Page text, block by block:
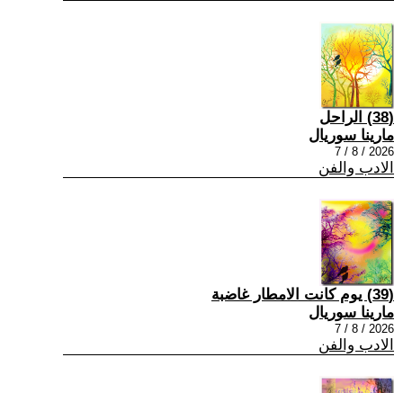
(38) الراحل
مارينا سوريال
2026 / 8 / 7
الادب والفن
(39) يوم كانت الامطار غاضبة
مارينا سوريال
2026 / 8 / 7
الادب والفن